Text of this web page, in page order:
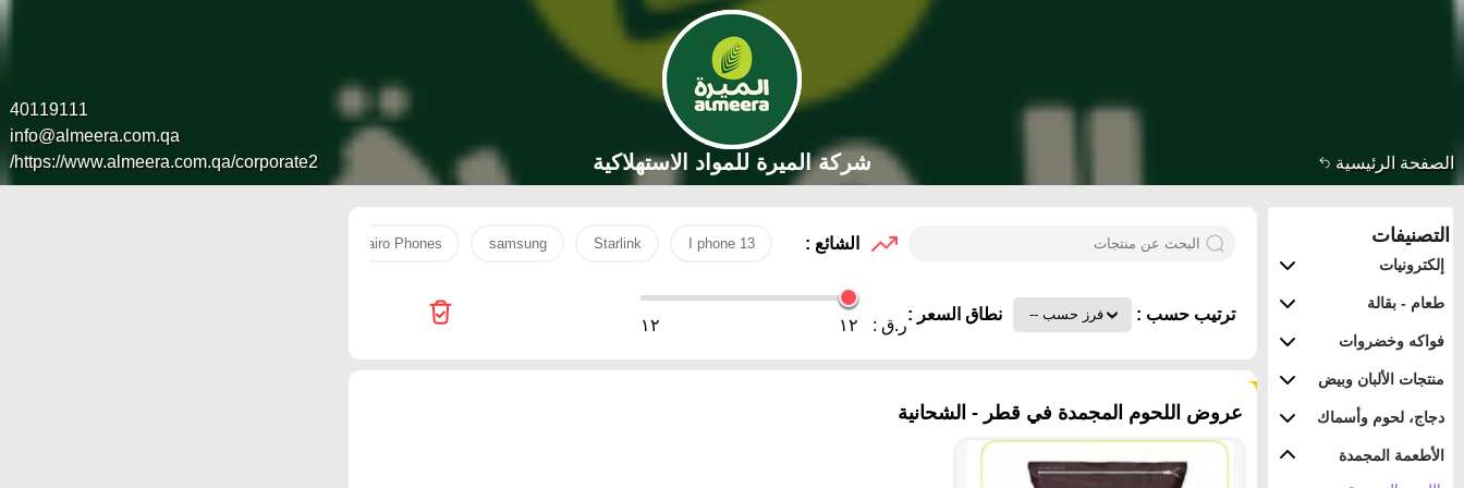
الصفحة الرئيسية
40119111
info@almeera.com.qa
https://www.almeera.com.qa/corporate2/
شركة الميرة للمواد الاستهلاكية
التصنيفات
إلكترونيات
طعام - بقالة
فواكه وخضروات
منتجات الألبان وبيض
دجاج، لحوم وأسماك
الأطعمة المجمدة
الشائع : I phone 13
Starlink
samsung
Cairo Phones
ترتيب حسب : نطاق السعر :
ر.ق : ١٢ ١٢
عروض اللحوم المجمدة في قطر - الشحانية